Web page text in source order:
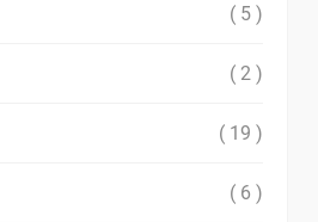
( 5 )
( 2 )
( 19 )
( 6 )